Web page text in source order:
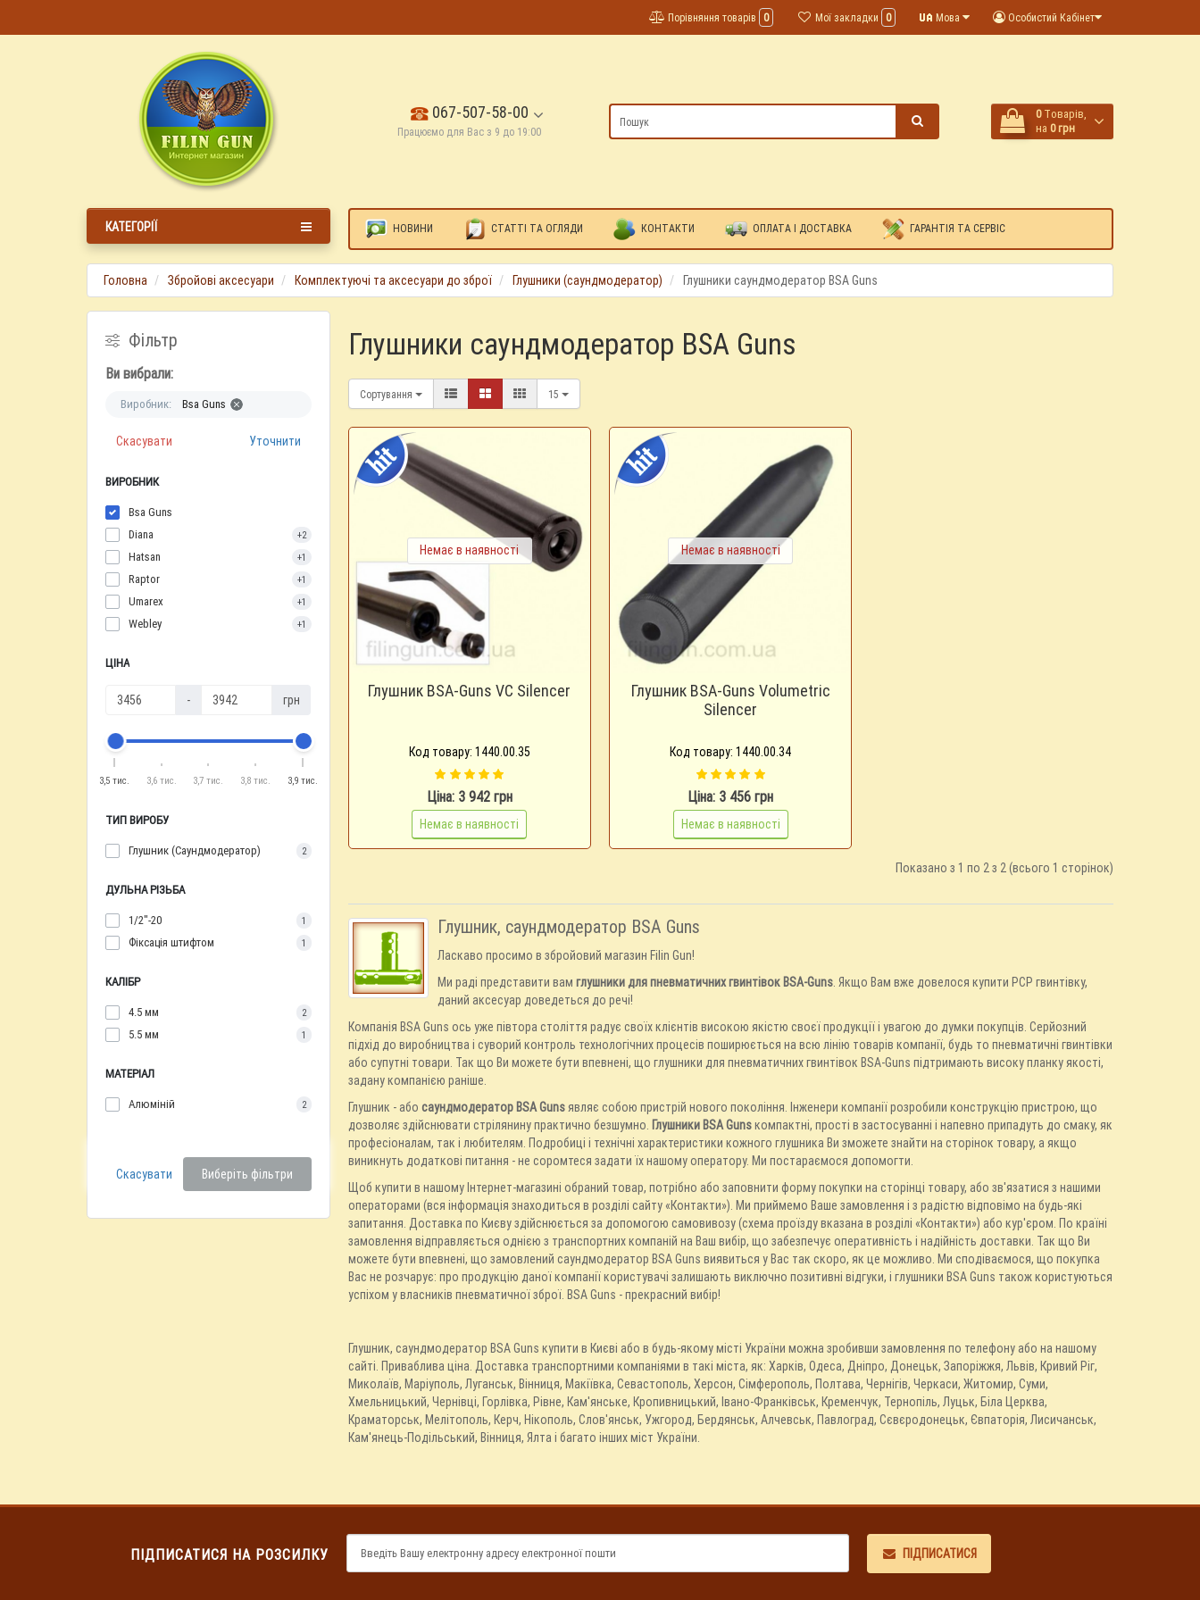
Особистий Кабінет
Мова
Мої закладки 0
Порівняння товарів 0
067-507-58-00
Працюємо для Вас з 9 до 19:00
0 Tоварів,
на 0 грн
КАТЕГОРІЇ НОВИНИ СТАТТІ ТА ОГЛЯДИ КОНТАКТИ ОПЛАТА І ДОСТАВКА ГАРАНТІЯ ТА СЕРВІС
Головна Збройові аксесуари Комплектуючі та аксесуари до зброї Глушники (саундмодератор) Глушники саундмодератор BSA Guns
Фільтр
Ви вибрали:
Виробник: Bsa Guns
Скасувати Уточнити
ВИРОБНИК
Bsa Guns
Diana
+2
Hatsan +1
Raptor +1
Umarex +1
Webley +1
ЦІНА
- грн
3,5 тис. 3,6 тис. 3,7 тис. 3,8 тис. 3,9 тис.
ТИП ВИРОБУ
Глушник (Саундмодератор)
2
ДУЛЬНА РІЗЬБА
1/2"-20
1
Фіксація штифтом 1
КАЛІБР
4.5 мм
2
5.5 мм 1
МАТЕРІАЛ
Алюміній
2
Скасувати Виберіть фільтри
Глушники саундмодератор BSA Guns
Сортування 15
Немає в наявності
Глушник BSA-Guns VC Silencer
Код товару: 1440.00.35
Ціна: 3 942 грн
Немає в наявності
Немає в наявності
Глушник BSA-Guns Volumetric
Silencer
Код товару: 1440.00.34
Ціна: 3 456 грн
Немає в наявності
Показано з 1 по 2 з 2 (всього 1 сторінок)
Глушник, саундмодератор BSA Guns
Ласкаво просимо в збройовий магазин Filin Gun!
Ми раді представити вам глушники для пневматичних гвинтівок BSA-Guns. Якщо Вам вже довелося купити PCP гвинтівку,
даний аксесуар доведеться до речі!
Компанія BSA Guns ось уже півтора століття радує своїх клієнтів високою якістю своєї продукції і увагою до думки покупців. Серйозний
підхід до виробництва і суворий контроль технологічних процесів поширюється на всю лінію товарів компанії, будь то пневматичні гвинтівки
або супутні товари. Так що Ви можете бути впевнені, що глушники для пневматичних гвинтівок BSA-Guns підтримають високу планку якості,
задану компанією раніше.
Глушник - або саундмодератор BSA Gunsявляє собою пристрій нового покоління. Інженери компанії розробили конструкцію пристрою, що
дозволяє здійснювати стрілянину практично безшумно. Глушники BSA Gunsкомпактні, прості в застосуванні і напевно припадуть до смаку, як
професіоналам, так і любителям. Подробиці і технічні характеристики кожного глушника Ви зможете знайти на сторінок товару, а якщо
виникнуть додаткові питання - не соромтеся задати їх нашому оператору. Ми постараємося допомогти.
Щоб купити в нашому Інтернет-магазині обраний товар, потрібно або заповнити форму покупки на сторінці товару, або зв'язатися з нашими
операторами (вся інформація знаходиться в розділі сайту «Контакти»). Ми приймемо Ваше замовлення і з радістю відповімо на будь-які
запитання. Доставка по Києву здійснюється за допомогою самовивозу (схема проїзду вказана в розділі «Контакти») або кур'єром. По країні
замовлення відправляється однією з транспортних компаній на Ваш вибір, що забезпечує оперативність і надійність доставки. Так що Ви
можете бути впевнені, що замовлений саундмодератор BSA Guns виявиться у Вас так скоро, як це можливо. Ми сподіваємося, що покупка
Вас не розчарує: про продукцію даної компанії користувачі залишають виключно позитивні відгуки, і глушники BSA Guns також користуються
успіхом у власників пневматичної зброї. BSA Guns - прекрасний вибір!
Глушник, саундмодератор BSA Guns купити в Києві або в будь-якому місті України можна зробивши замовлення по телефону або на нашому
сайті. Приваблива ціна. Доставка транспортними компаніями в такі міста, як: Харків, Одеса, Дніпро, Донецьк, Запоріжжя, Львів, Кривий Ріг,
Миколаїв, Маріуполь, Луганськ, Вінниця, Макіївка, Севастополь, Херсон, Сімферополь, Полтава, Чернігів, Черкаси, Житомир, Суми,
Хмельницький, Чернівці, Горлівка, Рівне, Кам'янське, Кропивницький, Івано-Франківськ, Кременчук, Тернопіль, Луцьк, Біла Церква,
Краматорськ, Мелітополь, Керч, Нікополь, Слов'янськ, Ужгород, Бердянськ, Алчевськ, Павлоград, Сєвєродонецьк, Євпаторія, Лисичанськ,
Кам'янець-Подільський, Вінниця, Ялта і багато інших міст України.
ПІДПИСАТИСЯ НА РОЗСИЛКУ ПІДПИСАТИСЯ